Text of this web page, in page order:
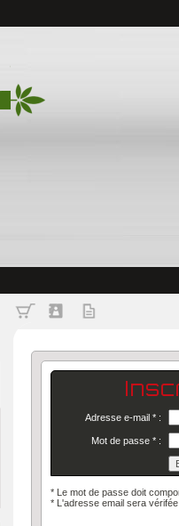
Adresse e-mail * :
Mot de passe * :
* Le mot de passe doit
* L'adresse email sera